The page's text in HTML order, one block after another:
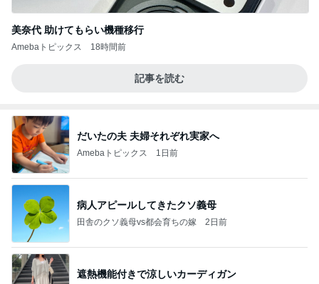
美奈代 助けてもらい機種移行
Amebaトピックス 18時間前
記事を読む
だいたの夫 夫婦それぞれ実家へ
Amebaトピックス 1日前
病人アピールしてきたクソ義母
田舎のクソ義母vs都会育ちの嫁 2日前
遮熱機能付きで涼しいカーディガン